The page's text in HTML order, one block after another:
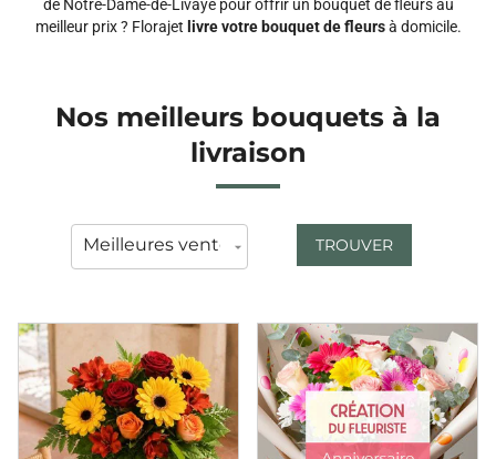
de Notre-Dame-de-Livaye pour offrir un bouquet de fleurs au
meilleur prix ? Florajet livre votre bouquet de fleursà domicile.
Nos meilleurs bouquets à la
livraison
TROUVER